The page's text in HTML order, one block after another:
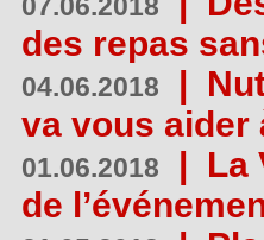
des repas
04.06.2018 |
va vous aider
01.06.2018 | La
de